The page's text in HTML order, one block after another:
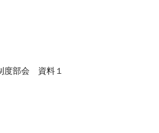
度部会 資料１